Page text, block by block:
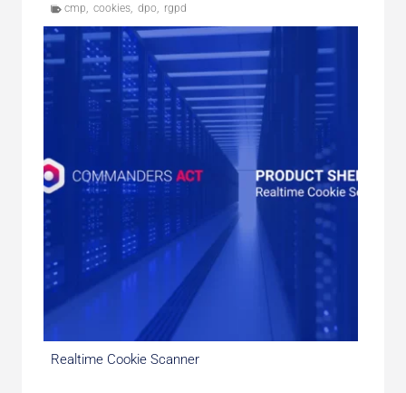
cmp, cookies, dpo, rgpd
Realtime Cookie Scanner